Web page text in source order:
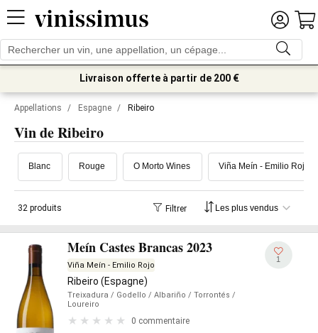
Livraison offerte à partir de 200 €
Appellations / Espagne / Ribeiro
Vin de Ribeiro
Blanc Rouge O Morto Wines Viña Meín - Emilio Rojo
32 produits Filtrer
Meín Castes Brancas 2023
Viña Meín - Emilio Rojo
Ribeiro (Espagne)
Treixadura / Godello / Albariño / Torrontés /
Loureiro
0 commentaire
1